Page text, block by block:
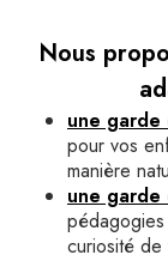
Nous
une garde
pour vos
manière
une garde
curiosité de